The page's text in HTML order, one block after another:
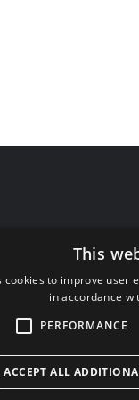
This
cookies to improve user
in accordance
PERFORMANCE
ACCEPT ALL